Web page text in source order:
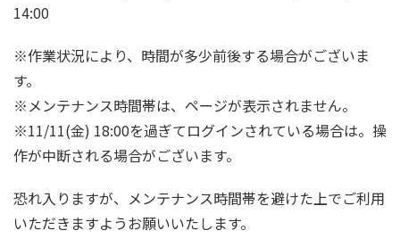
14:00
※作業状況により、時間が多少前後する場合がございま
す。
※メンテナンス時間帯は、ページが表示されません。
※11/11(金) 18:00を過ぎてログインされている場合は。操
作が中断される場合がございます。
恐れ入りますが、メンテナンス時間帯を避けた上でご利用
いただきますようお願いいたします。